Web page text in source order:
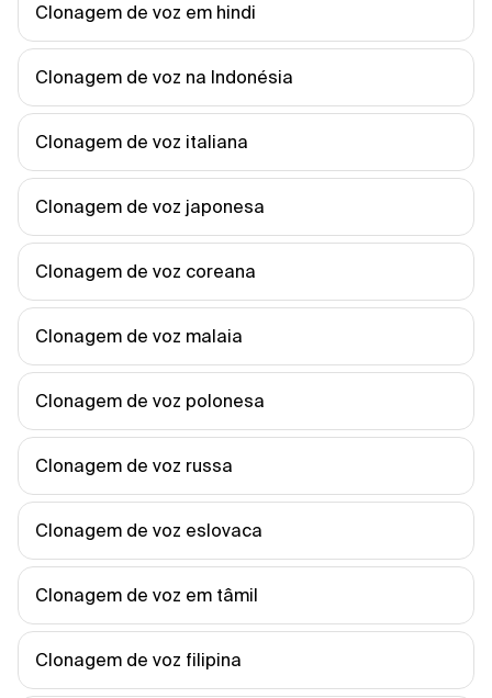
Clonagem de voz em hindi
Clonagem de voz na Indonésia
Clonagem de voz italiana
Clonagem de voz japonesa
Clonagem de voz coreana
Clonagem de voz malaia
Clonagem de voz polonesa
Clonagem de voz russa
Clonagem de voz eslovaca
Clonagem de voz em tâmil
Clonagem de voz filipina